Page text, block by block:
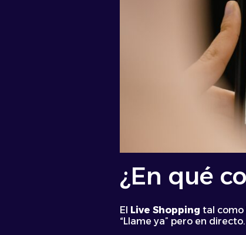
¿En qué
El Live Shopping tal como
“Llame ya” pero en